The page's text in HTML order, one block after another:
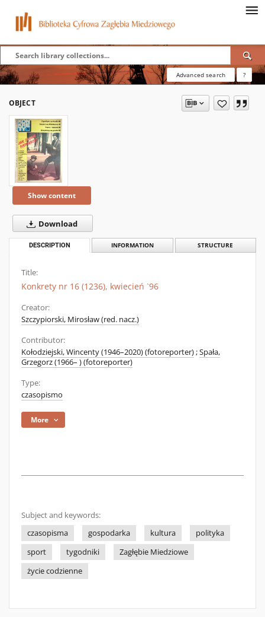
Advanced search ?
OBJECT
Show content
Download
DESCRIPTION INFORMATION STRUCTURE
Title:
Konkrety nr 16 (1236), kwiecień `96
Creator:
Szczypiorski, Mirosław (red. nacz.)
Contributor:
Kołodziejski, Wincenty (1946–2020) (fotoreporter);Spała,
Grzegorz (1966– ) (fotoreporter)
Type:
czasopismo
More
Subject and keywords:
czasopisma
gospodarka kultura
polityka
sport
tygodniki
Zagłębie Miedziowe
życie codzienne